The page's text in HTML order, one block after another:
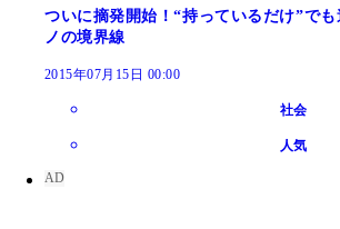
ついに摘発開始！“持っているだけ”で
ノの境界線
2015年07月15日 00:00
社会
人気